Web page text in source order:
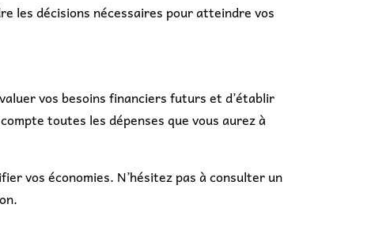
les décisions nécessaires pour atteindre vos
vos besoins financiers futurs et d’établir
toutes les dépenses que vous aurez à
vos économies. N’hésitez pas à consulter un